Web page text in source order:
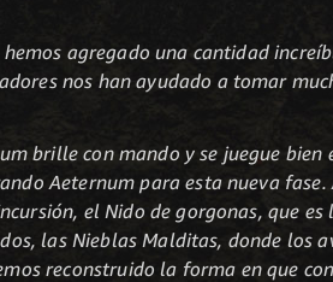
agregado una cantidad
nos han ayudado a tomar
brille con mando y se juegue
Aeternum para esta nueva fase.
el Nido de gorgonas, que
las Nieblas Malditas, donde los
reconstruido la forma en que